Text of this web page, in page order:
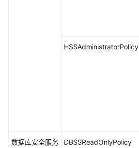
HSSAdministratorPolicy
数据库安全服务
DBSSReadOnlyPolicy